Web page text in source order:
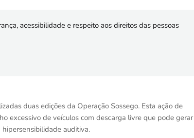
acessibilidade e respeito aos direitos das pessoas
duas edições da Operação Sossego. Esta ação de
excessivo de veículos com descarga livre que pode gerar
hipersensibilidade auditiva.